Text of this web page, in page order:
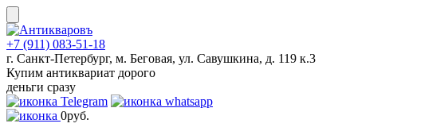
Skip
to
content
+7 (911) 083-51-18
г. Санкт-Петербург, м. Беговая, ул. Савушкина, д. 119 к.3
Купим антиквариат дорого
деньги сразу
0руб.